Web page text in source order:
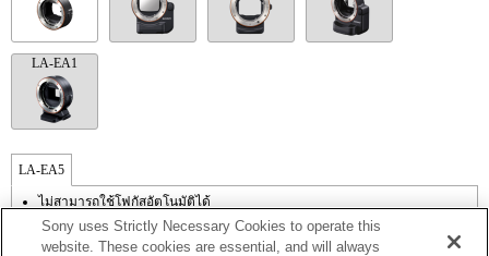
LA-EA1
LA-EA5
ไม่สามารถใช้โฟกัสอัตโนมัติได้
มีใช้งานพร้อมอะแดปเตอร์เมาส์
ไม่รองรับ SteadyShot
Sony uses Strictly Necessary Cookies to operate this
website. These cookies are essential, and will always